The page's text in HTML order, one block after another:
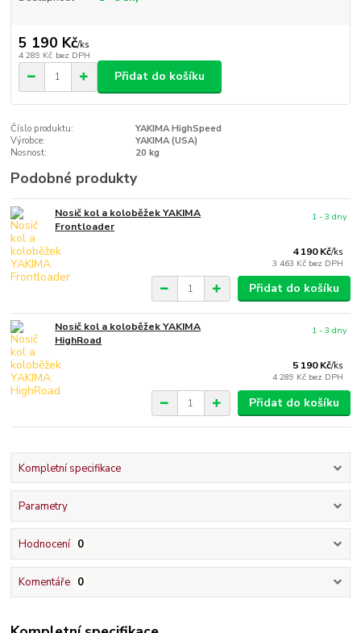
5 190 Kč/ks
4 289 Kč bez DPH
Přidat do košíku
Číslo produktu:
YAKIMA HighSpeed
Výrobce:
YAKIMA (USA)
Nosnost:
20 kg
Podobné produkty
Nosič kol a koloběžek YAKIMA
Frontloader
4 190 Kč/ks
3 463 Kč bez DPH
1 - 3 dny
Přidat do košíku
Nosič kol a koloběžek YAKIMA
HighRoad
5 190 Kč/ks
4 289 Kč bez DPH
1 - 3 dny
Přidat do košíku
Kompletní specifikace
Parametry
Hodnocení 0
Komentáře 0